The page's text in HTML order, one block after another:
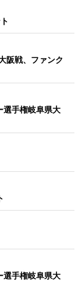
阪戦、ファンク
手権岐阜県大
手権岐阜県大